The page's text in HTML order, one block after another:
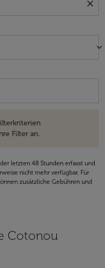
close
keyboard_arrow_down
Filter an.
letzten 48 Stunden erfasst und
nicht mehr verfügbar. Für
zusätzliche Gebühren und
Cotonou